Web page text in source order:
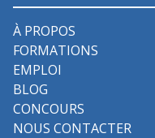
À PROPOS
FORMATIONS
EMPLOI
BLOG
CONCOURS
NOUS CONTACTER